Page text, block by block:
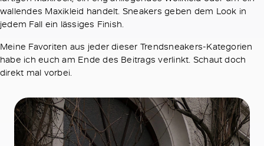
wallendes Maxikleid handelt. Sneakers geben dem Look in
jedem Fall ein lässiges Finish.
Meine Favoriten aus jeder dieser Trendsneakers-Kategorien
habe ich euch am Ende des Beitrags verlinkt. Schaut doch
direkt mal vorbei.